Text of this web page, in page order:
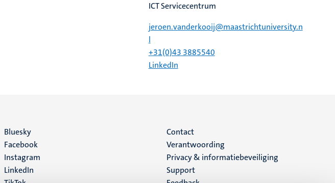
ICT Servicecentrum
jeroen.vanderkooij@maastrichtuniversity.n
l
+31(0)43 3885540
LinkedIn
Social
media
Bluesky
Facebook
Instagram
LinkedIn
Menu
footer
(NL)
Contact
Verantwoording
Privacy & informatiebeveiliging
Support